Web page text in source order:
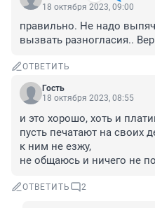
18 октября 2023, 09:00
правильно. Не надо
вызвать разногласия..
ОТВЕТИТЬ
Гость
18 октября 2023, 08:55
и это хорошо, хоть и
пусть печатают на своих
к ним не езжу,
не общаюсь и ничего не
ОТВЕТИТЬ 2